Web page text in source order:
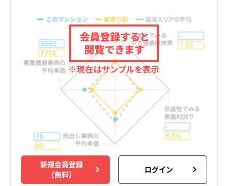
新規会員登録
（無料）
ログイン